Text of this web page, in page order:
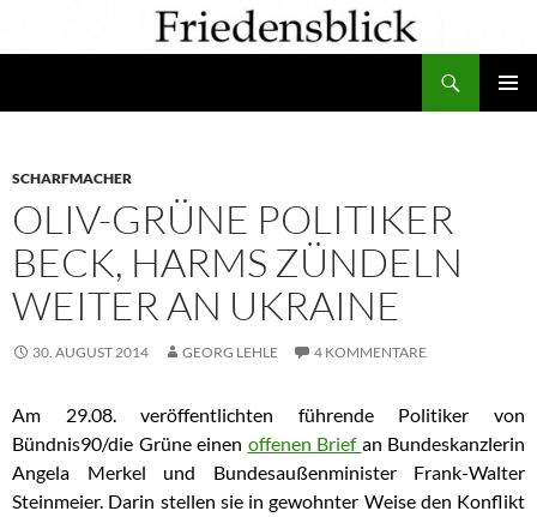
SCHARFMACHER
OLIV-GRÜNE POLITIKER
BECK, HARMS ZÜNDELN
WEITER AN UKRAINE
30. AUGUST 2014 GEORG LEHLE 4 KOMMENTARE
Am 29.08. veröffentlichten führende Politiker von
Bündnis90/die Grüne einen offenen Brief an Bundeskanzlerin
Angela Merkel und Bundesaußenminister Frank-Walter
Steinmeier. Darin stellen sie in gewohnter Weise den Konflikt